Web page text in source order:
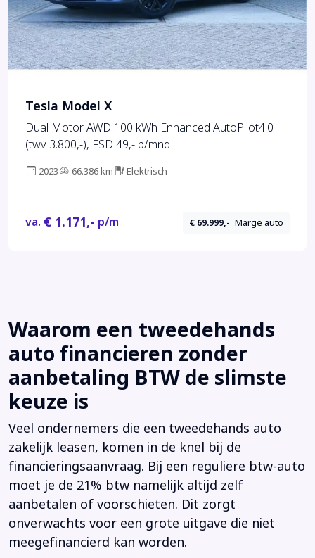
Tesla Model X
Dual Motor AWD 100 kWh Enhanced AutoPilot4.0
(twv 3.800,-), FSD 49,- p/mnd
2023 66.386 km Elektrisch
va. € 1.171,- p/m € 69.999,- Marge auto
Waarom een tweedehands
auto financieren zonder
aanbetaling BTW de slimste
keuze is
Veel ondernemers die een tweedehands auto
zakelijk leasen, komen in de knel bij de
financieringsaanvraag. Bij een reguliere btw-auto
moet je de 21% btw namelijk altijd zelf
aanbetalen of voorschieten. Dit zorgt
onverwachts voor een grote uitgave die niet
meegefinancierd kan worden.